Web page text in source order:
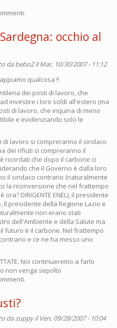
occhio al
dabebo2il Mar, 10/30/2007 - 11:12
qualcosa !!
dei posti di lavoro, che
investire i loro soldi all'estero (ma
di lavoro, che inquina di meno
e evidenziando solo le
lavoro si compreranno il sindaco
dei rifiuti si compreranno il
ricordati che dopo il carbone ci
che il Governo è dalla loro
il sindaco contrario (naturalmente
la riconversione che nel frattempo
DIRIGENTE ENEL), il presidente
Il presidente della Regione Lazio e
non erano stati
dell'Ambiente e della Salute ma
futuro è il carbone. Nel frattempo
e ce ne ha messo uno
Noi continueremo a farlo
non venga sepolto
dazuppyil Ven, 09/28/2007 - 10:04